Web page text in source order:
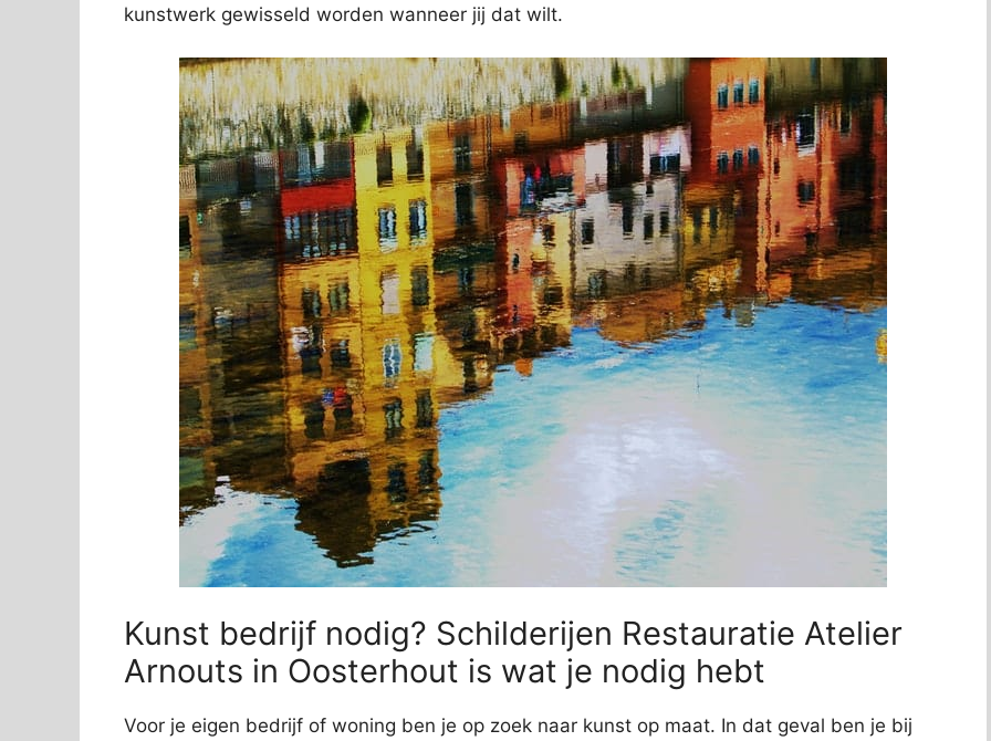
kunstwerk gewisseld worden wanneer jij dat wilt.
Kunst bedrijf nodig? Schilderijen Restauratie Atelier
Arnouts in Oosterhout is wat je nodig hebt
Voor je eigen bedrijf of woning ben je op zoek naar kunst op maat. In dat geval ben je bij